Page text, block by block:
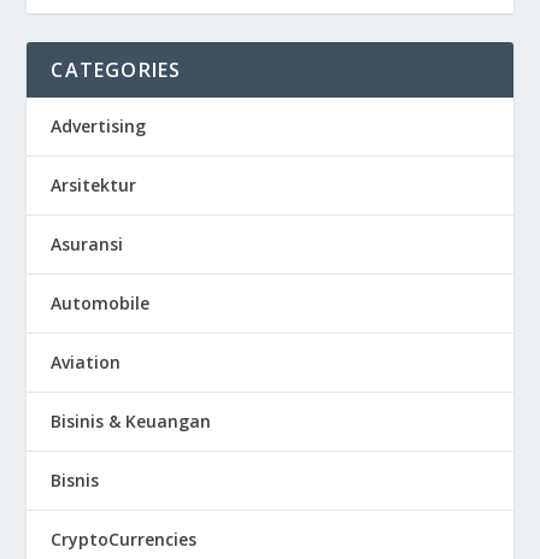
CATEGORIES
Advertising
Arsitektur
Asuransi
Automobile
Aviation
Bisinis & Keuangan
Bisnis
CryptoCurrencies